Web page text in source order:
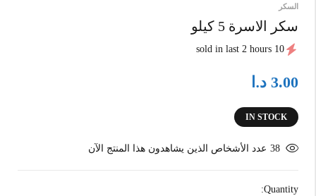
السكر
سكر الاسرة 5 كيلو
10 sold in last 2 hours
3.00 د.ا
IN STOCK
38 عدد الأشخاص الذين يشاهدون هذا المنتج الآن
Quantity: